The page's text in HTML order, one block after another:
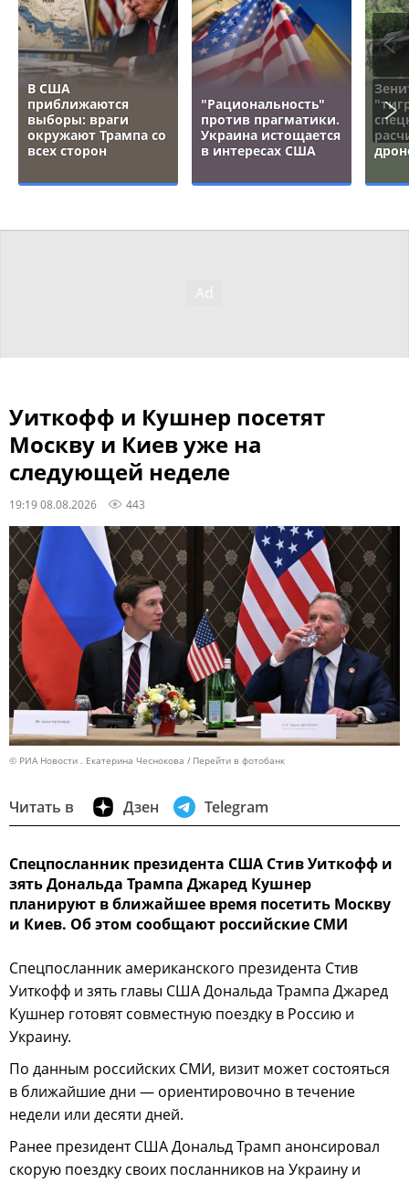
В США
приближаются
выборы: враги
окружают Трампа со
всех сторон
"Рациональность"
против прагматики.
Украина истощается
в интересах США
Уиткофф и Кушнер посетят
Москву и Киев уже на
следующей неделе
19:19 08.08.2026 443
© РИА Новости . Екатерина Чеснокова Перейти в фотобанк
Читать в Дзен Telegram
Спецпосланник президента США Стив Уиткофф и
зять Дональда Трампа Джаред Кушнер
планируют в ближайшее время посетить Москву
и Киев. Об этом сообщают российские СМИ
Спецпосланник американского президента Стив
Уиткофф и зять главы США Дональда Трампа Джаред
Кушнер готовят совместную поездку в Россию и
Украину.
По данным российских СМИ, визит может состояться
в ближайшие дни — ориентировочно в течение
недели или десяти дней.
Ранее президент США Дональд Трамп анонсировал
скорую поездку своих посланников на Украину и